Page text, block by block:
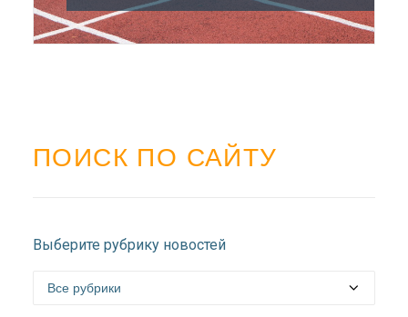
ПОИСК ПО САЙТУ
Выберите рубрику новостей